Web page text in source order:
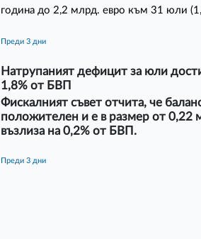
година до 2,2 млрд. евро към 31 юли
преди 3 дни
Натрупаният дефицит за юли
1,8% от БВП
Фискалният съвет отчита, че
положителен и е в размер от 0,22
възлиза на 0,2% от БВП.
преди 3 дни